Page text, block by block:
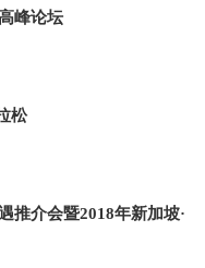
峰论坛
松
推介会暨2018年新加坡·